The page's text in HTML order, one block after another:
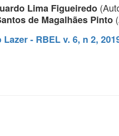
Lima Figueiredo
de Magalhães Pinto
- RBEL v. 6, n 2,